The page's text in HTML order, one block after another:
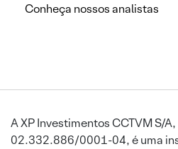
Conheça nossos analistas
A XP Investimentos CCTVM S/
02.332.886/0001-04, é uma